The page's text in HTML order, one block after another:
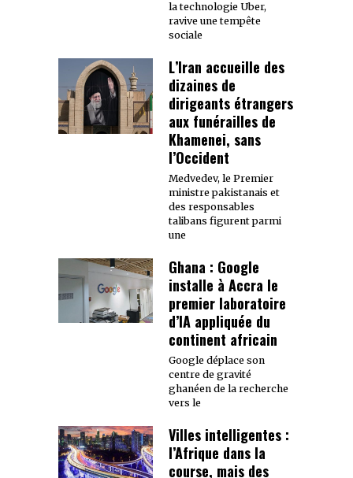
la technologie Uber,
ravive une tempête
sociale
L’Iran accueille des
dizaines de
dirigeants étrangers
aux funérailles de
Khamenei, sans
l’Occident
Medvedev, le Premier
ministre pakistanais et
des responsables
talibans figurent parmi
une
Ghana : Google
installe à Accra le
premier laboratoire
d’IA appliquée du
continent africain
Google déplace son
centre de gravité
ghanéen de la recherche
vers le
Villes intelligentes :
l’Afrique dans la
course, mais des